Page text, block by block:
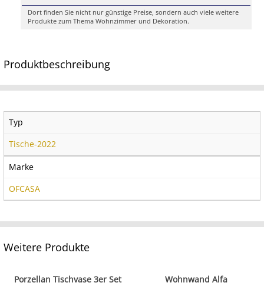
Dort finden Sie nicht nur günstige Preise, sondern auch viele weitere
Produkte zum Thema Wohnzimmer und Dekoration.
Produktbeschreibung
Typ
Tische-2022
Marke
OFCASA
Weitere Produkte
Porzellan Tischvase 3er Set Wohnwand Alfa